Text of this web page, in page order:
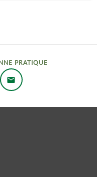
PRATIQUE